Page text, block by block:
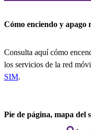
Cómo enciendo y apago
Consulta aquí cómo
los servicios de la red
SIM.
Pie de página, mapa del